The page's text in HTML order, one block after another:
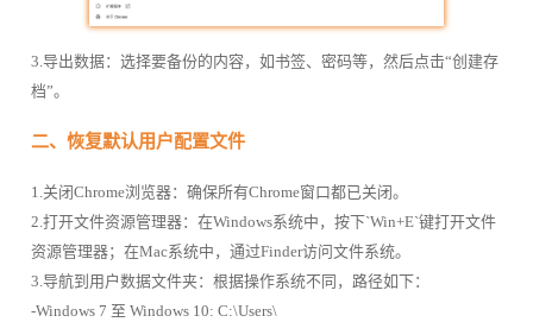
3.导出数据：选择要备份的内容，如书签、密码等，然后点击“创建存
档”。
二、恢复默认用户配置文件
1.关闭Chrome浏览器：确保所有Chrome窗口都已关闭。
2.打开文件资源管理器：在Windows系统中，按下`Win+E`键打开文件
资源管理器；在Mac系统中，通过Finder访问文件系统。
3.导航到用户数据文件夹：根据操作系统不同，路径如下：
-Windows 7 至 Windows 10: C:\Users\